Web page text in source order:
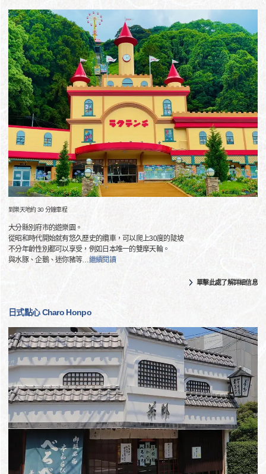
到樂天地約 30 分鐘車程
大分縣別府市的遊樂園。
從昭和時代開始就有悠久歷史的纜車，可以爬上30度的陡坡
不分年齡性別都可以享受，例如日本唯一的雙摩天輪。
與水豚、企鵝、迷你豬等…繼續閱讀
單擊此處了解詳細信息
日式點心 Charo Honpo